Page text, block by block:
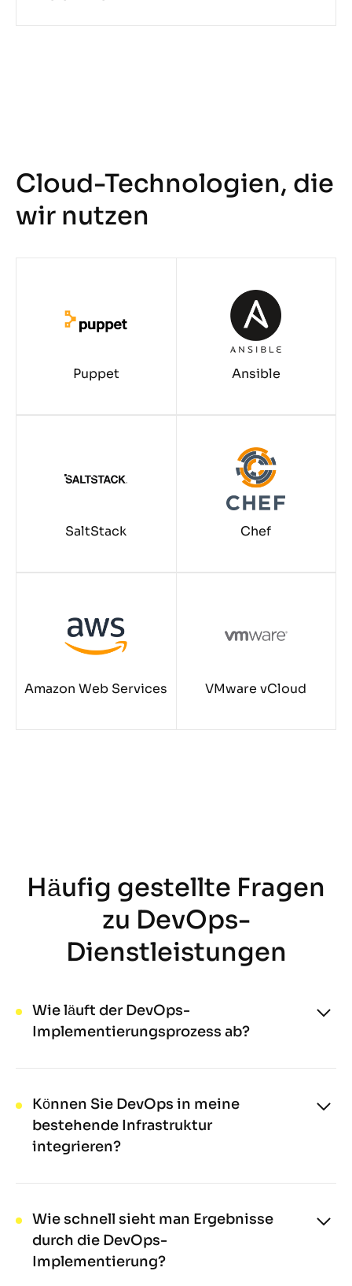
Cloud-Technologien, die
wir nutzen
Puppet Ansible
SaltStack Chef
Amazon Web Services VMware vCloud
Häufig gestellte Fragen
zu DevOps-
Dienstleistungen
Wie läuft der DevOps-
Implementierungsprozess ab?
Analyse Ihrer bestehenden Workflows, die
Identifikation von Optimierungspotenzialen
und die Entwicklung maßgeschneiderter
DevOps-Lösungen – auch für die Cloud. Wir
Entwicklung und Betrieb.
Können Sie DevOps in meine
bestehende Infrastruktur
integrieren?
Infrastruktur und Betriebsführung zu
integrieren. Unser DevOps-Team passt die
Implementierung individuell an Ihr
technologisches Umfeld an – für einen
Wie schnell sieht man Ergebnisse
durch die DevOps-
Implementierung?